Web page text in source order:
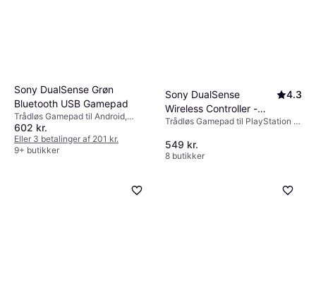
Sony DualSense Grøn
Bluetooth USB Gamepad
Trådløs Gamepad til Android,
PlayStation 5, Mac, PC, iOS
602 kr.
Eller 3 betalinger af 201 kr.
9+ butikker
Sony DualSense
Wireless Controller -
Chroma Teal
4.3
Trådløs Gamepad til PlayStation 4,
549 kr.
8 butikker